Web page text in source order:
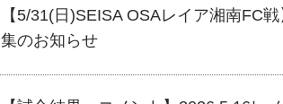
【5/31(日)SEISA OSAレイア湘南FC
集のお知らせ